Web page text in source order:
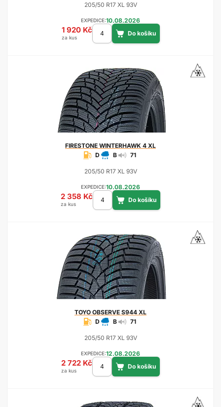
205/50 R17 XL 93V
EXPEDICE:10.08.2026
1 920 Kč
za kus
FIRESTONE WINTERHAWK 4 XL
D
B 71
205/50 R17 XL 93V
EXPEDICE:10.08.2026
2 358 Kč
za kus
TOYO OBSERVE S944 XL
D
B 71
205/50 R17 XL 93V
EXPEDICE:12.08.2026
2 722 Kč
za kus